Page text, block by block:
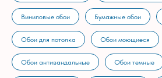
Виниловые обои Бумажные обои
Обои для потолка Обои моющиеся
Обои антивандальные Обои темные